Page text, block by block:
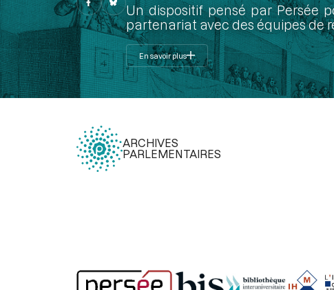
Un dispositif pensé par Persée
partenariat avec des équipes de
En savoir plus
ARCHIVES
PARLEMENTAIRES